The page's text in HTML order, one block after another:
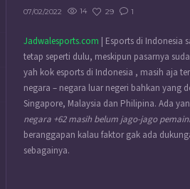
07/02/2022 14 29 1
Jadwalesports.com | Esports di Indonesia
tetap seperti dulu, meskipun pasarnya
yah kok esports di Indonesia , masih aja
negara – negara luar negeri bahkan yang
Singapore, Malaysia dan Philipina. Ada
negara +62 masih belum jago-jago
beranggapan kalau faktor gak ada
sebagainya.